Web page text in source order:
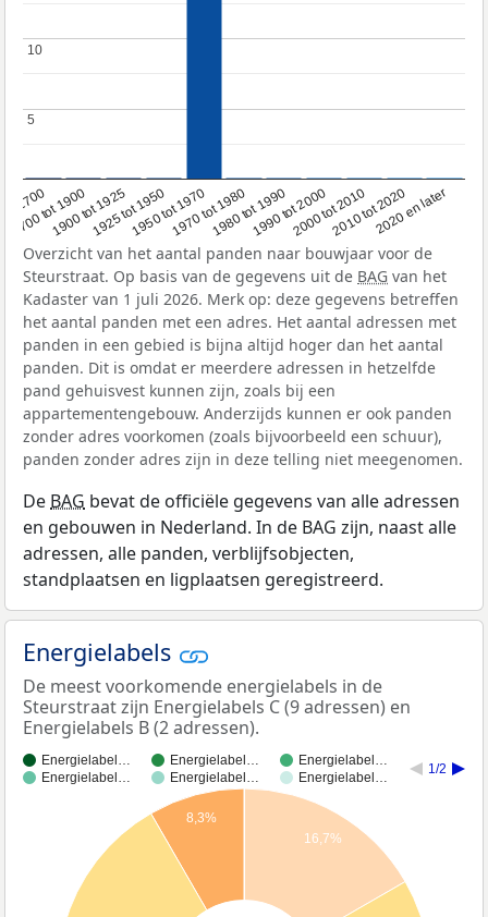
1700
1700 tot 1900
1900 tot 19251925 tot 19501950 tot 19701970 tot 19801980 tot 19901990 tot 20002000 tot 20102010 tot 20202020 en later
5
5
10
10
Overzicht van het aantal panden naar bouwjaar voor de
Steurstraat. Op basis van de gegevens uit de BAG van het
Kadaster van 1 juli 2026. Merk op: deze gegevens betreffen
het aantal panden met een adres. Het aantal adressen met
panden in een gebied is bijna altijd hoger dan het aantal
panden. Dit is omdat er meerdere adressen in hetzelfde
pand gehuisvest kunnen zijn, zoals bij een
appartementengebouw. Anderzijds kunnen er ook panden
zonder adres voorkomen (zoals bijvoorbeeld een schuur),
panden zonder adres zijn in deze telling niet meegenomen.
De BAG bevat de officiële gegevens van alle adressen
en gebouwen in Nederland. In de BAG zijn, naast alle
adressen, alle panden, verblijfsobjecten,
standplaatsen en ligplaatsen geregistreerd.
Energielabels
De meest voorkomende energielabels in de
Steurstraat zijn Energielabels C (9 adressen) en
Energielabels B (2 adressen).
Energielabel… Energielabel…
Energielabel…
Energielabel…
Energielabel… Energielabel…
1/2
16,7%
8,3%